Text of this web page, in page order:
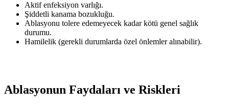
Aktif enfeksiyon varlığı.
Şiddetli kanama bozukluğu.
Ablasyonu tolere edemeyecek kadar kötü genel sağlık
durumu.
Hamilelik (gerekli durumlarda özel önlemler alınabilir).
Ablasyonun Faydaları ve Riskleri